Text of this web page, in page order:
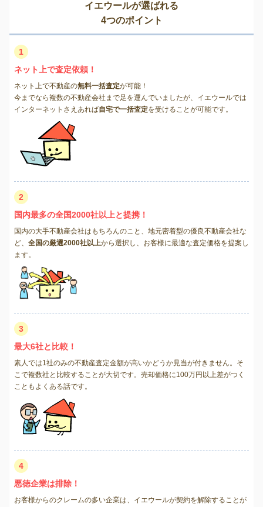
イエウールが選ばれる
4つのポイント
1
ネット上で査定依頼！
ネット上で不動産の無料一括査定が可能！
今までなら複数の不動産会社まで足を運んでいましたが、イエウールでは
インターネットさえあれば自宅で一括査定を受けることが可能です。
2
国内最多の全国2000社以上と提携！
国内の大手不動産会社はもちろんのこと、地元密着型の優良不動産会社な
ど、 全国の厳選2000社以上から選択し、お客様に最適な査定価格を提案し
ます。
3
最大6社と比較！
素人では1社のみの不動産査定金額が高いかどうか見当が付きません。そ
こで複数社と比較することが大切です。売却価格に100万円以上差がつく
こともよくある話です。
4
悪徳企業は排除！
お客様からのクレームの多い企業は、イエウールが契約を解除することが